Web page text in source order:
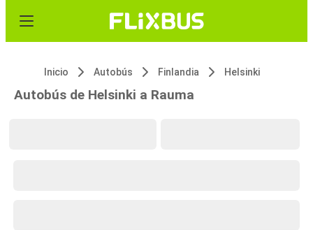
Inicio Autobús Finlandia Helsinki
Autobús de Helsinki a Rauma